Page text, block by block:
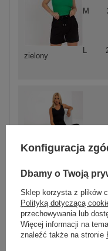
zielony
M
L
czarny
S
Konfiguracja
Dbamy o Twoją
Sklep korzysta z plików
Polityką dotyczącą
przechowywania lub
Więcej informacji na
znaleźć także na stronie